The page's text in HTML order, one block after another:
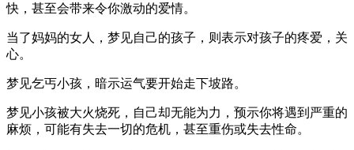
快，甚至会带来令你激动的爱情。
当了妈妈的女人，梦见自己的孩子，则表示对孩子的疼爱，关
心。
梦见乞丐小孩，暗示运气要开始走下坡路。
梦见小孩被大火烧死，自己却无能为力，预示你将遇到严重的
麻烦，可能有失去一切的危机，甚至重伤或失去性命。